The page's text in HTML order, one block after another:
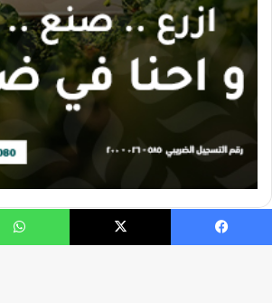
فيسبوك X واتساب